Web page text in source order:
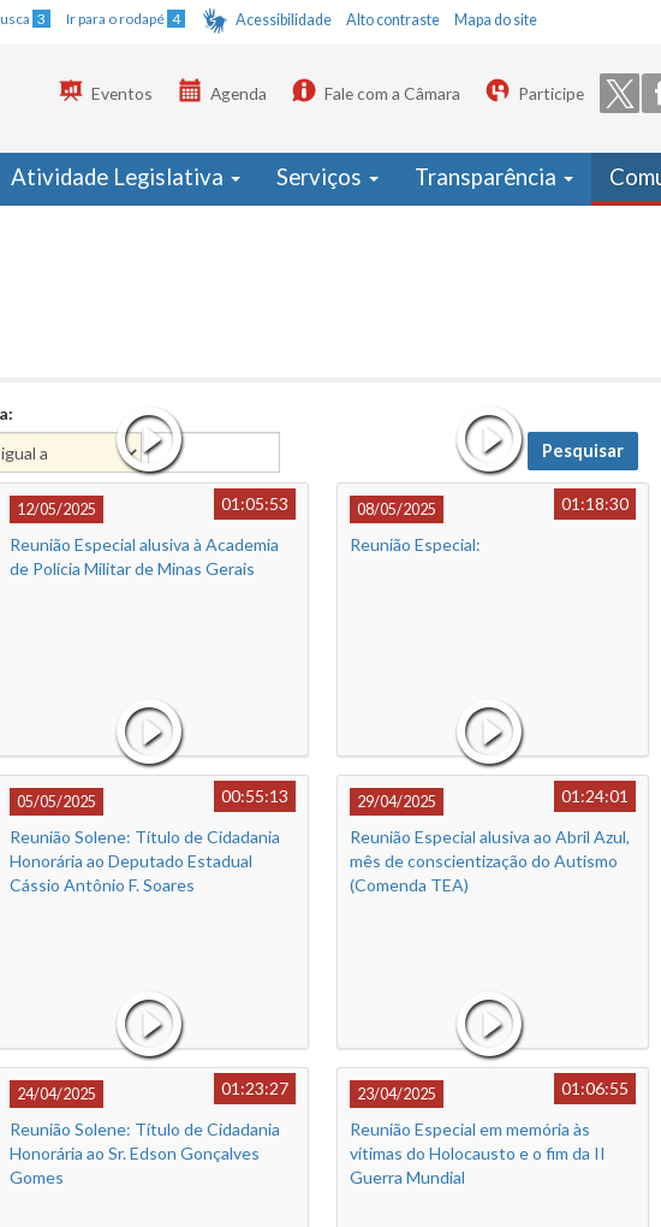
3 Ir para o rodapé 4 Acessibilidade Alto contraste Mapa do site
Eventos Agenda Fale com a Câmara Participe
Atividade Legislativa Serviços Transparência
Data
Pesquisar
12/05/2025
01:05:53
Reunião Especial alusiva à Academia
de Polícia Militar de Minas Gerais
08/05/2025
01:18:30
Reunião Especial:
05/05/2025
00:55:13
Reunião Solene: Título de Cidadania
Honorária ao Deputado Estadual
Cássio Antônio F. Soares
29/04/2025
01:24:01
Reunião Especial alusiva ao Abril Azul,
mês de conscientização do Autismo
(Comenda TEA)
24/04/2025
01:23:27
Reunião Solene: Título de Cidadania
Honorária ao Sr. Edson Gonçalves
Gomes
23/04/2025
01:06:55
Reunião Especial em memória às
vítimas do Holocausto e o fim da II
Guerra Mundial